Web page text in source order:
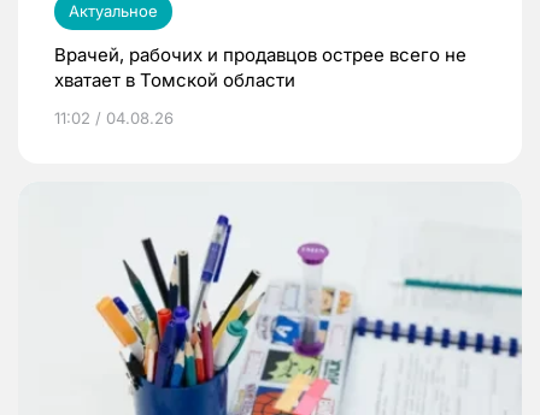
Актуальное
Врачей, рабочих и продавцов острее всего не
хватает в Томской области
11:02 / 04.08.26